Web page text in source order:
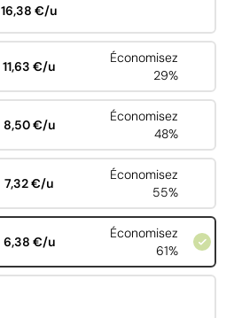
16,38 €/u
11,63 €/u
Économisez
29%
8,50 €/u
Économisez
48%
7,32 €/u
Économisez
55%
6,38 €/u
Économisez
61%